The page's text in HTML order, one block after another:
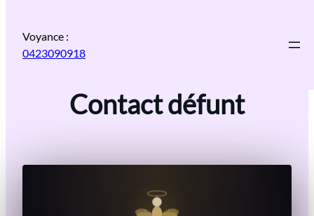
contenu
Voyance :
0423090918
Contact défunt